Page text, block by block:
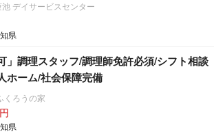
デイサービスセンター
県
」調理スタッフ/調理師免許必須/シフト相談
ホーム/社会保障完備
くろうの家
県